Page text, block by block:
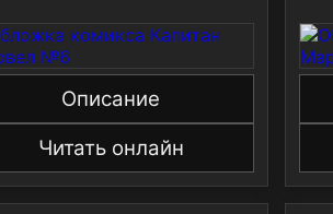
Описание
Читать онлайн